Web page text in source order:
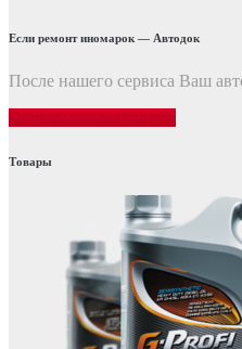
Если ремонт иномарок — Автодок
После нашего сервиса Ваш
Товары